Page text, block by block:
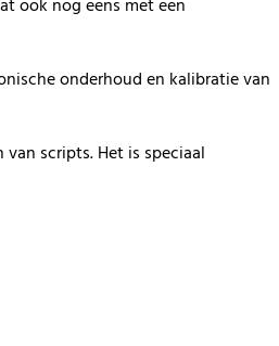
ook nog eens meteen
onderhoud en kalibratievan
van scripts. Het is speciaal